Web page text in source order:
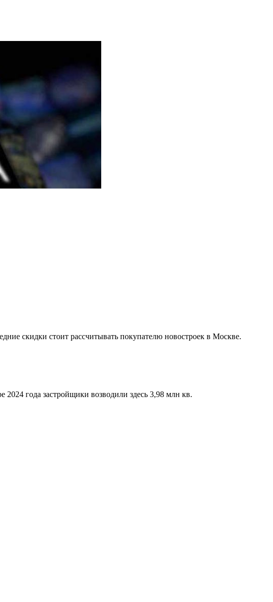
скидки стоит рассчитывать покупателю новостроек в Москве.
года застройщики возводили здесь 3,98 млн кв.